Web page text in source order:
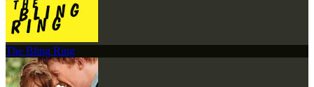
The Bling Ring